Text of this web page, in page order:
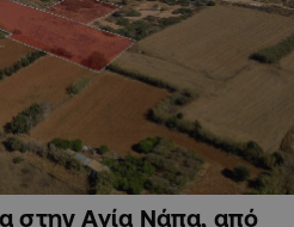
στην Αγία Νάπα, από